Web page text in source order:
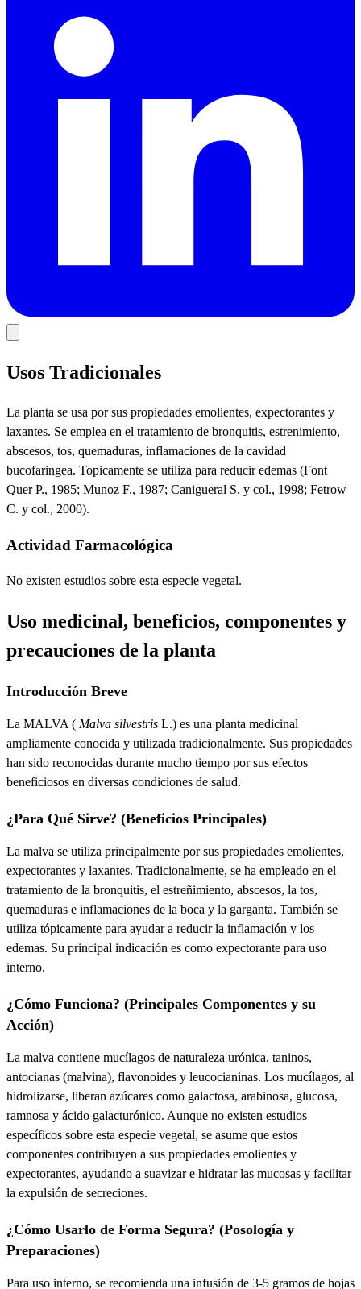
Usos Tradicionales
La planta se usa por sus propiedades emolientes, expectorantes y
laxantes. Se emplea en el tratamiento de bronquitis, estrenimiento,
abscesos, tos, quemaduras, inflamaciones de la cavidad
bucofaringea. Topicamente se utiliza para reducir edemas (Font
Quer P., 1985; Munoz F., 1987; Canigueral S. y col., 1998; Fetrow
C. y col., 2000).
Actividad Farmacológica
No existen estudios sobre esta especie vegetal.
Uso medicinal, beneficios, componentes y
precauciones de la planta
Introducción Breve
La MALVA ( Malva silvestris L.) es una planta medicinal
ampliamente conocida y utilizada tradicionalmente. Sus propiedades
han sido reconocidas durante mucho tiempo por sus efectos
beneficiosos en diversas condiciones de salud.
¿Para Qué Sirve? (Beneficios Principales)
La malva se utiliza principalmente por sus propiedades emolientes,
expectorantes y laxantes. Tradicionalmente, se ha empleado en el
tratamiento de la bronquitis, el estreñimiento, abscesos, la tos,
quemaduras e inflamaciones de la boca y la garganta. También se
utiliza tópicamente para ayudar a reducir la inflamación y los
edemas. Su principal indicación es como expectorante para uso
interno.
¿Cómo Funciona? (Principales Componentes y su
Acción)
La malva contiene mucílagos de naturaleza urónica, taninos,
antocianas (malvina), flavonoides y leucocianinas. Los mucílagos, al
hidrolizarse, liberan azúcares como galactosa, arabinosa, glucosa,
ramnosa y ácido galacturónico. Aunque no existen estudios
específicos sobre esta especie vegetal, se asume que estos
componentes contribuyen a sus propiedades emolientes y
expectorantes, ayudando a suavizar e hidratar las mucosas y facilitar
la expulsión de secreciones.
¿Cómo Usarlo de Forma Segura? (Posología y
Preparaciones)
Para uso interno, se recomienda una infusión de 3-5 gramos de hojas